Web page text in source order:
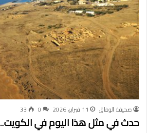
صحيفة الوفاق 11 فبراير، 2026 0
33
حدث في مثل هذا اليوم في الكويت.. 11 فبراير